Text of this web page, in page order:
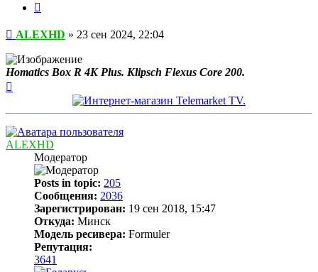
Сообщение
ALEXHD » 23 сен 2024, 22:04
Homatics Box R 4K Plus. Klipsch Flexus Core 200.
ALEXHD
Модератор
Posts in topic: 205
Сообщения: 2036
Зарегистрирован: 19 сен 2018, 15:47
Откуда: Минск
Модель ресивера: Formuler
Репутация:
3641